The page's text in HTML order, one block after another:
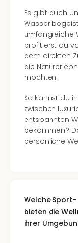
Es gibt auch
Wasser
umfangreiche
profitierst du
dem direkten
die
möchten.
So kannst du
zwischen
entspannten
bekommen?
persönliche
Welche Sport-
bieten die
ihrer